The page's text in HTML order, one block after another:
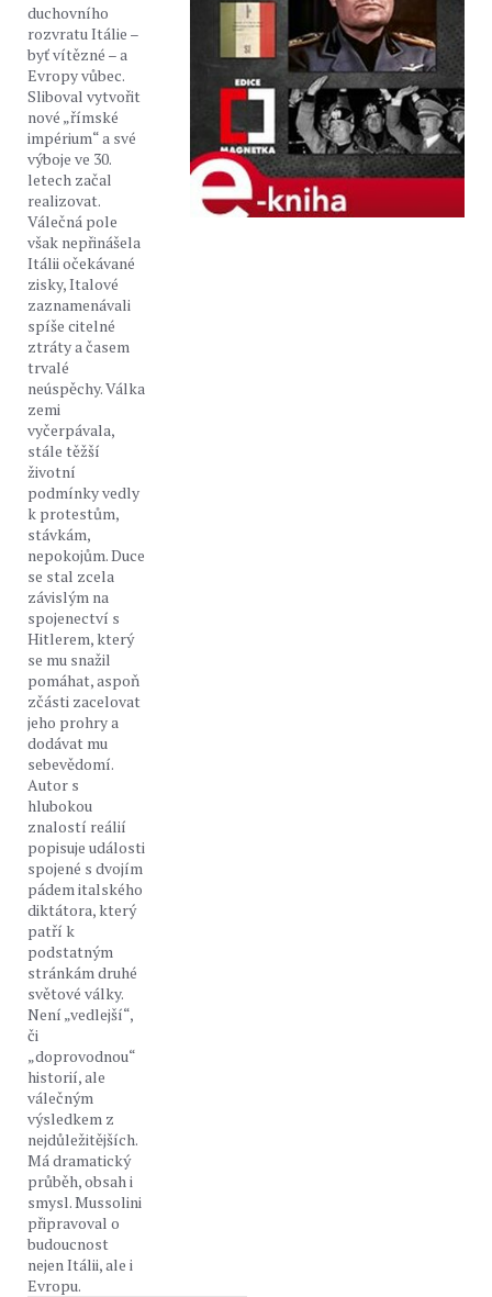
duchovního
rozvratu Itálie –
byť vítězné – a
Evropy vůbec.
Sliboval vytvořit
nové „římské
impérium“ a své
výboje ve 30.
letech začal
realizovat.
Válečná pole
však nepřinášela
Itálii očekávané
zisky, Italové
zaznamenávali
spíše citelné
ztráty a časem
trvalé
neúspěchy. Válka
zemi
vyčerpávala,
stále těžší
životní
podmínky vedly
k protestům,
stávkám,
nepokojům. Duce
se stal zcela
závislým na
spojenectví s
Hitlerem, který
se mu snažil
pomáhat, aspoň
zčásti zacelovat
jeho prohry a
dodávat mu
sebevědomí.
Autor s
hlubokou
znalostí reálií
popisuje události
spojené s dvojím
pádem italského
diktátora, který
patří k
podstatným
stránkám druhé
světové války.
Není „vedlejší“,
či
„doprovodnou“
historií, ale
válečným
výsledkem z
nejdůležitějších.
Má dramatický
průběh, obsah i
smysl. Mussolini
připravoval o
budoucnost
nejen Itálii, ale i
Evropu.